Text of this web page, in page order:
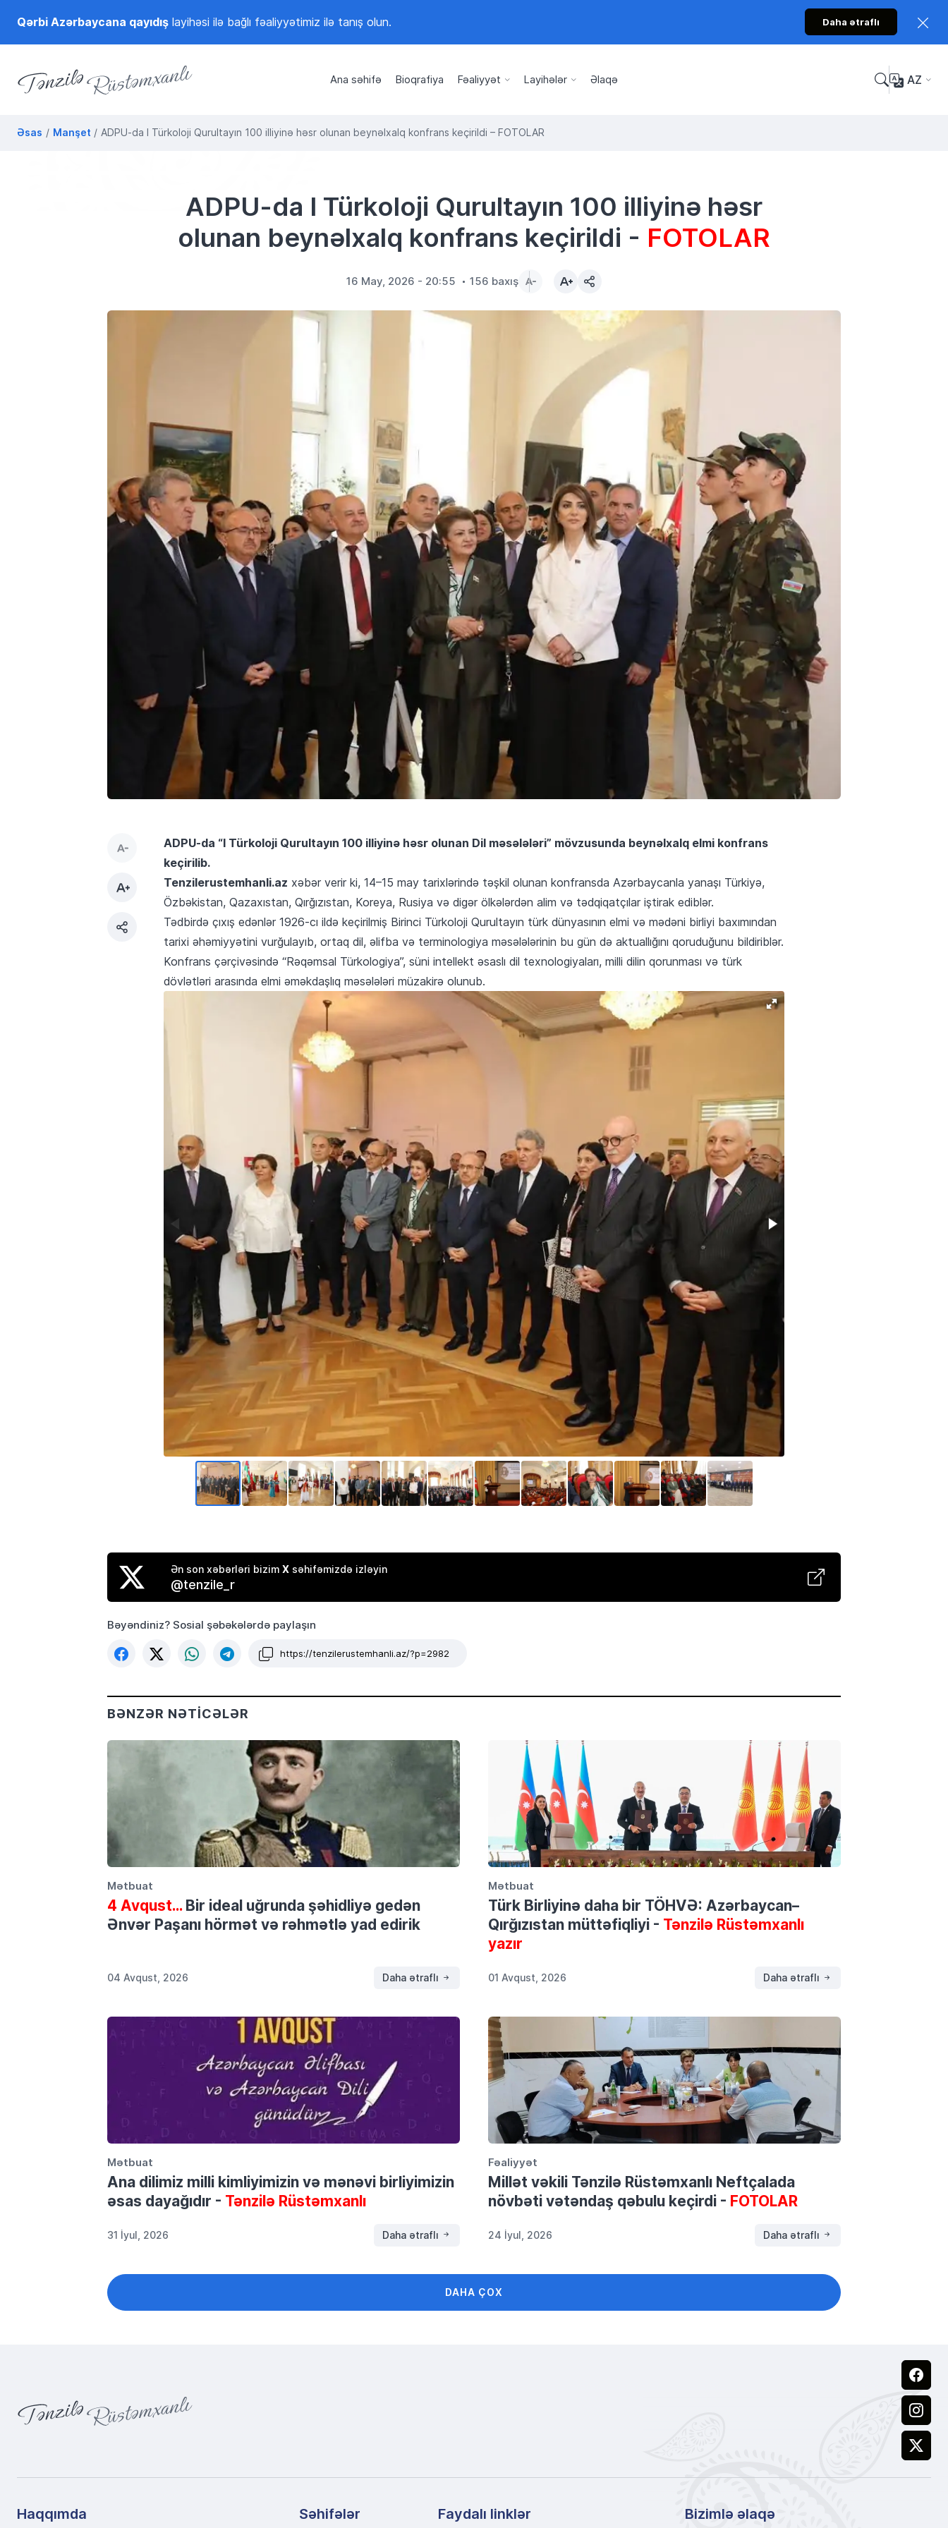
Qərbi Azərbaycana qayıdış layihəsi ilə bağlı fəaliyyətimiz ilə tanış olun. Daha ətraflı
Ana səhifə Bioqrafiya Fəaliyyət Layihələr Əlaqə AZ
Əsas Manşet ADPU-da I Türkoloji Qurultayın 100 illiyinə həsr olunan beynəlxalq konfrans keçirildi – FOTOLAR
ADPU-da I Türkoloji Qurultayın 100 illiyinə həsr
olunan beynəlxalq konfrans keçirildi - FOTOLAR
16 May, 2026 - 20:55 156 baxış
ADPU-da “I Türkoloji Qurultayın 100 illiyinə həsr olunan Dil məsələləri” mövzusunda beynəlxalq elmi konfrans
keçirilib.
Tenzilerustemhanli.az xəbər verir ki, 14–15 may tarixlərində təşkil olunan konfransda Azərbaycanla yanaşı Türkiyə,
Özbəkistan, Qazaxıstan, Qırğızıstan, Koreya, Rusiya və digər ölkələrdən alim və tədqiqatçılar iştirak ediblər.
Tədbirdə çıxış edənlər 1926-cı ildə keçirilmiş Birinci Türkoloji Qurultayın türk dünyasının elmi və mədəni birliyi baxımından
tarixi əhəmiyyətini vurğulayıb, ortaq dil, əlifba və terminologiya məsələlərinin bu gün də aktuallığını qoruduğunu bildiriblər.
Konfrans çərçivəsində “Rəqəmsal Türkologiya”, süni intellekt əsaslı dil texnologiyaları, milli dilin qorunması və türk
dövlətləri arasında elmi əməkdaşlıq məsələləri müzakirə olunub.
Ən son xəbərləri bizim X səhifəmizdə izləyin
@tenzile_r
Bəyəndiniz? Sosial şəbəkələrdə paylaşın
https://tenzilerustemhanli.az/?p=2982
BƏNZƏR NƏTICƏLƏR
Mətbuat
4 Avqust…Bir ideal uğrunda şəhidliyə gedən
Ənvər Paşanı hörmət və rəhmətlə yad edirik
04 Avqust, 2026 Daha ətraflı
Mətbuat
Türk Birliyinə daha bir TÖHVƏ: Azərbaycan–
Qırğızıstan müttəfiqliyi - Tənzilə Rüstəmxanlı
yazır
01 Avqust, 2026 Daha ətraflı
Mətbuat
Ana dilimiz milli kimliyimizin və mənəvi birliyimizin
əsas dayağıdır - Tənzilə Rüstəmxanlı
31 İyul, 2026 Daha ətraflı
Fəaliyyət
Millət vəkili Tənzilə Rüstəmxanlı Neftçalada
növbəti vətəndaş qəbulu keçirdi - FOTOLAR
24 İyul, 2026 Daha ətraflı
DAHA ÇOX
Facebook
Instagram
Haqqımda Səhifələr Faydalı linklər Bizimlə əlaqə